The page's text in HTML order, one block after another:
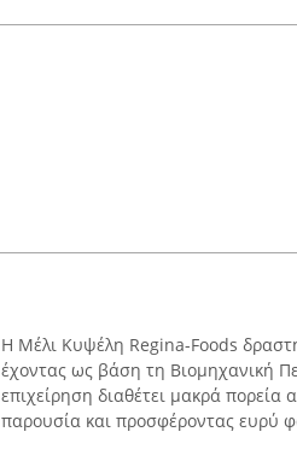
Η Μέλι Κυψέλη Regina-Foods
έχοντας ως βάση τη Βιομηχανική
επιχείρηση διαθέτει μακρά
παρουσία και προσφέροντας ευρύ